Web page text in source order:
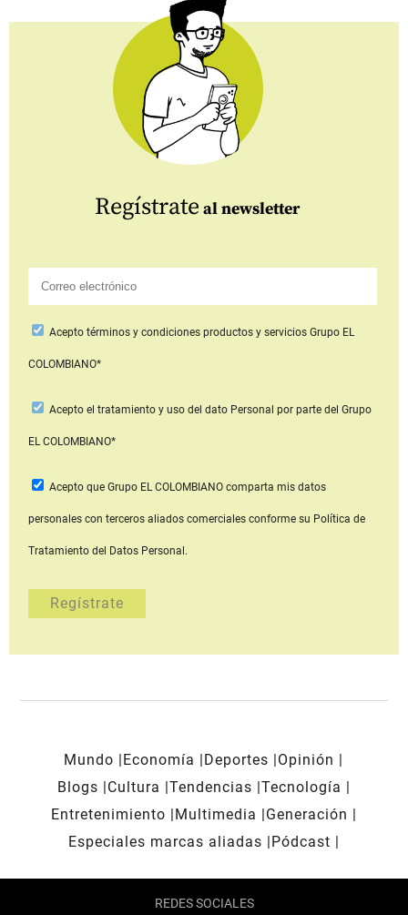
Regístrate al newsletter
Aceptotérminos y condiciones productos y serviciosGrupo EL
COLOMBIANO*
Acepto el tratamiento y uso del dato Personal por parte del Grupo
EL COLOMBIANO*
Acepto que Grupo EL COLOMBIANOcomparta mis datos
personales con terceros aliados comerciales conforme su Política de
Tratamiento del Datos Personal.
Mundo Economía Deportes
Opinión
Blogs
Cultura Tendencias Tecnología
Entretenimiento
Multimedia
Generación
Especiales marcas aliadas
Pódcast
REDES SOCIALES